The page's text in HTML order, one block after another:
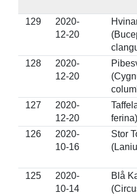
129
2020-
12-20
128
2020-
12-20
127
2020-
12-20
ferina)
126
2020-
10-16
Stor
125
2020-
10-14
Blå